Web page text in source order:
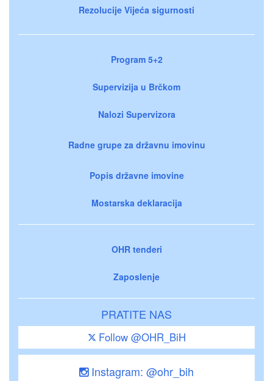
Rezolucije Vijeća sigurnosti
Program 5+2
Supervizija u Brčkom
Nalozi Supervizora
Radne grupe za državnu imovinu
Popis državne imovine
Mostarska deklaracija
OHR tenderi
Zaposlenje
PRATITE NAS
Follow @OHR_BiH
Instagram: @ohr_bih